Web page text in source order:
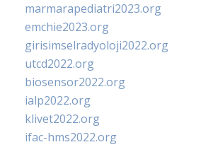
marmarapediatri2023.org
emchie2023.org
girisimselradyoloji2022.org
utcd2022.org
biosensor2022.org
ialp2022.org
klivet2022.org
ifac-hms2022.org